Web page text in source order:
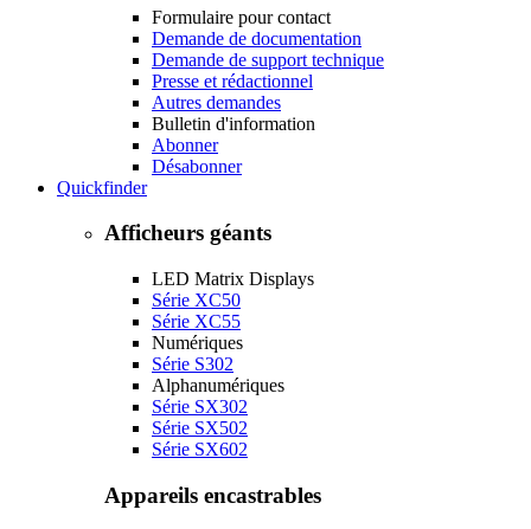
Formulaire pour contact
Demande de documentation
Demande de support technique
Presse et rédactionnel
Autres demandes
Bulletin d'information
Abonner
Désabonner
Quickfinder
Afficheurs géants
LED Matrix Displays
Série XC50
Série XC55
Numériques
Série S302
Alphanumériques
Série SX302
Série SX502
Série SX602
Appareils encastrables